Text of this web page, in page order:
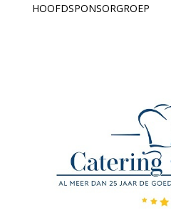
HOOFDSPONSORGROEP